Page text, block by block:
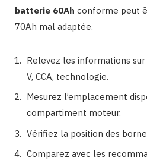
batterie 60Ah conforme peut
70Ah mal adaptée.
Relevez les informations
V, CCA, technologie.
Mesurez l’emplacement
compartiment moteur.
Vérifiez la position des
Comparez avec les